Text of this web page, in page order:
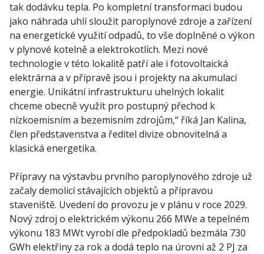
tak dodávku tepla. Po kompletní transformaci budou
jako náhrada uhlí sloužit paroplynové zdroje a zařízení
na energetické využití odpadů, to vše doplněné o výkon
v plynové kotelně a elektrokotlích. Mezi nové
technologie v této lokalitě patří ale i fotovoltaická
elektrárna a v přípravě jsou i projekty na akumulaci
energie. Unikátní infrastrukturu uhelných lokalit
chceme obecně využít pro postupný přechod k
nízkoemisním a bezemisním zdrojům,“ říká Jan Kalina,
člen představenstva a ředitel divize obnovitelná a
klasická energetika.
Přípravy na výstavbu prvního paroplynového zdroje už
začaly demolicí stávajících objektů a přípravou
staveniště. Uvedení do provozu je v plánu v roce 2029.
Nový zdroj o elektrickém výkonu 266 MWe a tepelném
výkonu 183 MWt vyrobí dle předpokladů bezmála 730
GWh elektřiny za rok a dodá teplo na úrovni až 2 PJ za